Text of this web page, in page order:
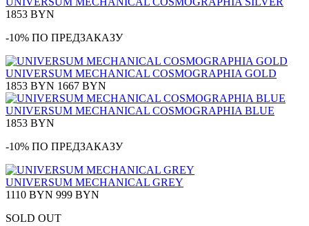
1853 BYN
-10% ПО ПРЕДЗАКАЗУ
UNIVERSUM MECHANICAL COSMOGRAPHIA GOLD
1853 BYN 1667 BYN
UNIVERSUM MECHANICAL COSMOGRAPHIA BLUE
1853 BYN
-10% ПО ПРЕДЗАКАЗУ
UNIVERSUM MECHANICAL GREY
1110 BYN 999 BYN
SOLD OUT